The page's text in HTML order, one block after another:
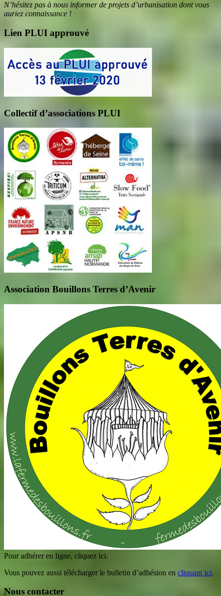
N’hésitez pas à nous informer de projets d’urbanisation dont vous
auriez connaissance !
Lien PLUI approuvé
Collectif d’associations PLUI
Association Bouillons Terres d’Avenir
Pour adhérer en ligne, cliquez ici.
Vous pouvez aussi télécharger le bulletin d’adhésion en cliquant ici.
Nous contacter